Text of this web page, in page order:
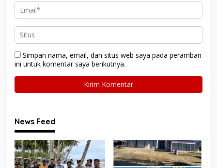
Simpan nama, email, dan situs web saya pada peramban
ini untuk komentar saya berikutnya.
News Feed